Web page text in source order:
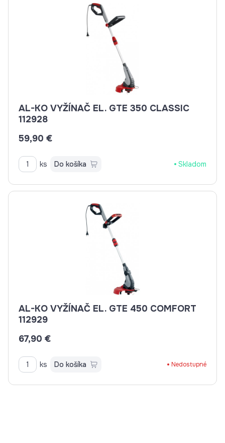
AL-KO VYŽÍNAČ EL. GTE 350 CLASSIC
112928
59,90 €
ks Do košíka Skladom
AL-KO VYŽÍNAČ EL. GTE 450 COMFORT
112929
67,90 €
ks Do košíka Nedostupné